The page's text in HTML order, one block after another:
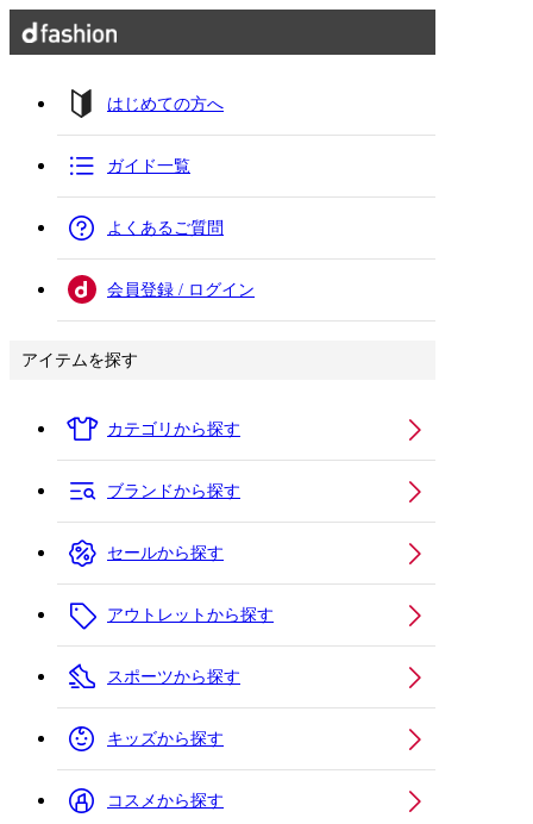
はじめての方へ
ガイド一覧
よくあるご質問
会員登録 / ログイン
アイテムを探す
カテゴリから探す
ブランドから探す
セールから探す
アウトレットから探す
スポーツから探す
キッズから探す
コスメから探す